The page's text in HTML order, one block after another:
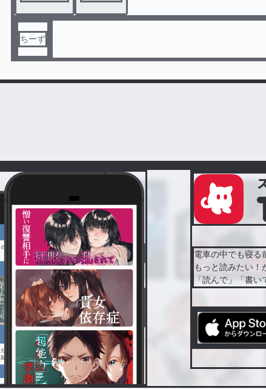
ちーず
電車の中でも寝る
もっと読みたい！
「読んで」「書